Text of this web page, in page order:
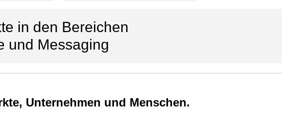
in den Bereichen
und Messaging
Unternehmen und Menschen.